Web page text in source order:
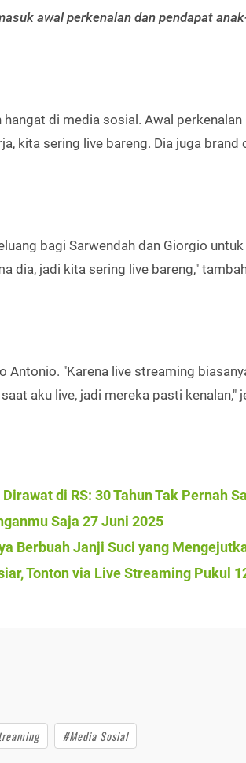
awal perkenalan dan pendapat
di media sosial. Awal perkenalan
kita sering live bareng. Dia juga brand
bagi Sarwendah dan Giorgio
dia, jadi kita sering live bareng,"
Antonio. "Karena live streaming
aku live, jadi mereka pasti kenalan,"
di RS: 30 Tahun Tak Pernah
Saja 27 Juni 2025
Berbuah Janji Suci yang
Tonton via Live Streaming Pukul
#Media Sosial